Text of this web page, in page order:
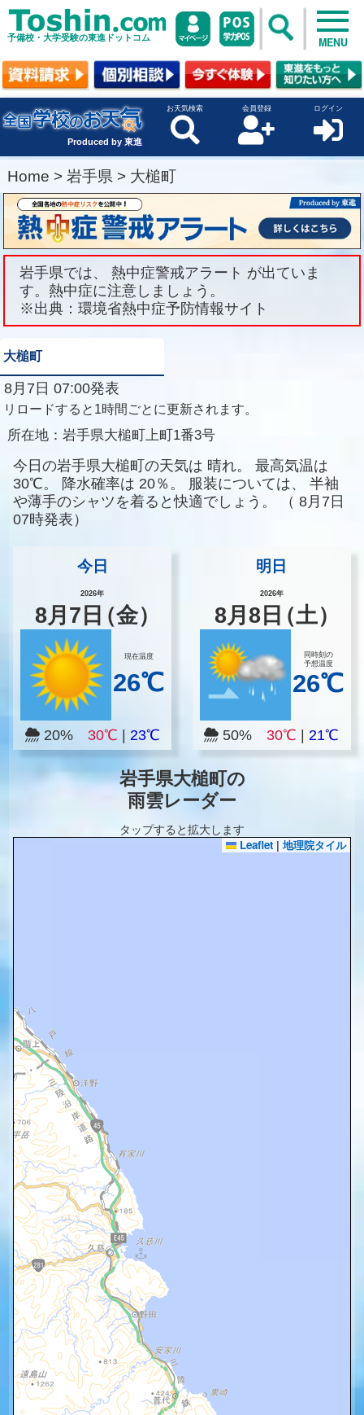
予備校・大学受験の東進ドットコム MENU
Produced by 東進
お天気検索 会員登録 ログイン
Home > 岩手県 > 大槌町
岩手県では、 熱中症警戒アラート が出ていま
す。熱中症に注意しましょう。
※出典：環境省熱中症予防情報サイト
大槌町
8月7日 07:00発表
リロードすると1時間ごとに更新されます。
所在地： 岩手県大槌町上町1番3号
今日の岩手県大槌町の天気は 晴れ。
最高気温は
30℃。
降水確率は 20％。 服装については、
半袖
や薄手のシャツを着ると快適でしょう。
（ 8月7日
07時発表）
今日
2026年
8月 7 日（金）
現在温度
26℃
20% 30℃ 23℃
明日
2026年
8月8 日（土）
同時刻の
予想温度
26℃
50%30℃ |21℃
岩手県大槌町の
雨雲レーダー
タップすると拡大します
Leaflet | 地理院タイル